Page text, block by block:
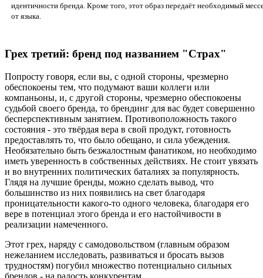
идентичности бренда. Кроме того, этот образ передаёт необходимый
от языка.
Грех третий: бренд под названием "Страх"
Попросту говоря, если вы, с одной стороны, чрезмерно
обеспокоены тем, что подумают ваши коллеги или
компаньоны, и, с другой стороны, чрезмерно обеспокоены
судьбой своего бренда, то брендинг для вас будет совершенно
бесперспективным занятием. Противоположность такого
состояния - это твёрдая вера в свой продукт, готовность
предоставлять то, что было обещано, и сила убеждения.
Необязательно быть безжалостным фанатиком, но необходимо
иметь уверенность в собственных действиях. Не стоит увязать
и во внутренних политических баталиях за популярность.
Глядя на лучшие бренды, можно сделать вывод, что
большинство из них появились на свет благодаря
проницательности какого-то одного человека, благодаря его
вере в потенциал этого бренда и его настойчивости в
реализации намеченного.
Этот грех, наряду с самодовольством (главным образом
нежеланием исследовать, развиваться и бросать вызов
трудностям) погубил множество потенциально сильных
брендов - на радость конкурентам.